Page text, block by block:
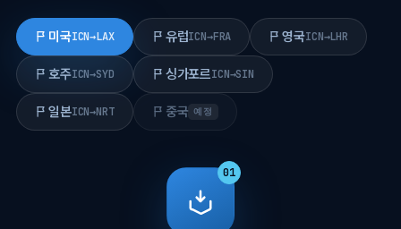
미국ICN→LAX 유럽ICN→FRA 영국ICN→LHR
호주ICN→SYD 싱가포르ICN→SIN
일본ICN→NRT 중국 예정
01